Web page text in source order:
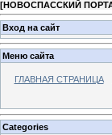
[НОВОСПАССКИЙ
Вход на сайт
Меню сайта
ГЛАВНАЯ СТРАНИЦА
Categories